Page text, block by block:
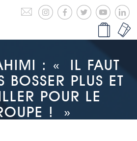
: « IL FAUT
BOSSER PLUS ET
POUR LE
! »